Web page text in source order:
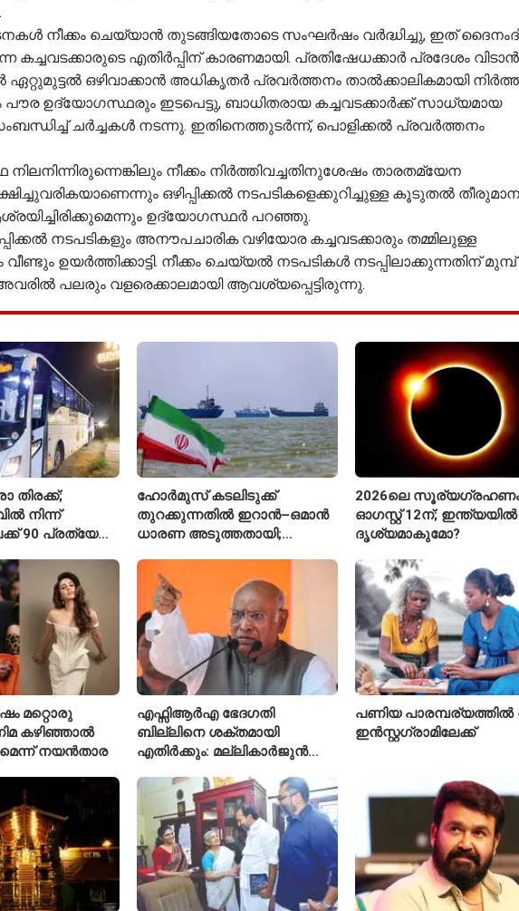
നീക്കം ചെയ്യാൻ തുടങ്ങിയതോടെ സംഘർഷം വർദ്ധിച്ചു, ഇത്
എതിർപ്പിന് കാരണമായി. പ്രതിഷേധക്കാർ പ്രദേശം വിടാൻ
ഏറ്റുമുട്ടൽ ഒഴിവാക്കാൻ അധികൃതർ പ്രവർത്തനം താൽക്കാലികമായി
പൗര ഉദ്യോഗസ്ഥരും ഇടപെട്ടു, ബാധിതരായ കച്ചവടക്കാർക്ക് സാധ്യമായ
ചർച്ചകൾ നടന്നു. ഇതിനെത്തുടർന്ന്, പൊളിക്കൽ പ്രവർത്തനം
നീക്കം നിർത്തിവച്ചതിനുശേഷം താരതമ്യേന
ഒഴിപ്പിക്കൽ നടപടികളെക്കുറിച്ചുള്ള കൂടുതൽ
ഉദ്യോഗസ്ഥർ പറഞ്ഞു.
നടപടികളും അനൗപചാരിക വഴിയോര കച്ചവടക്കാരും തമ്മിലുള്ള
ഉയർത്തിക്കാട്ടി. നീക്കം ചെയ്യൽ നടപടികൾ നടപ്പിലാക്കുന്നതിന് മുമ്പ്
പലരും വളരെക്കാലമായി ആവശ്യപ്പെട്ടിരുന്നു.
തിരക്ക്;
നിന്ന്
90 പ്രത്യേക
ഹോർമുസ് കടലിടുക്ക്
തുറക്കുന്നതിൽ ഇറാൻ–ഒമാൻ
ധാരണ അടുത്തതായി;
2026ലെ
ഓഗസ്റ്റ് 12ന്; ഇന്ത്യയിൽ
ദൃശ്യമാകുമോ?
മറ്റൊരു
കഴിഞ്ഞാൽ
നയൻതാര
എഫ്സിആർഎ ഭേദഗതി
ബില്ലിനെ ശക്തമായി
എതിർക്കും: മല്ലികാർജുൻ
പണിയ പാരമ്പര്യത്തിൽ
ഇൻസ്റ്റഗ്രാമിലേക്ക്